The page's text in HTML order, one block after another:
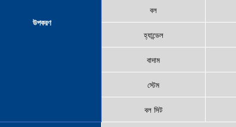
উপকরণ
বল
হ্যান্ডেল
বাদাম
স্টেম
বল সিট